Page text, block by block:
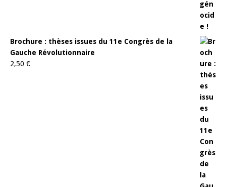
Brochure : thèses issues du 11e Congrès de la
Gauche Révolutionnaire
2,50 €